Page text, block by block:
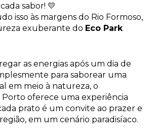
sabor! 💛
isso às margens do Rio Formoso,
exuberante do Eco Park
as energias após um dia de
para saborear uma
em meio à natureza, o
oferece uma experiência
prato é um convite ao prazer e
em um cenário paradisíaco.